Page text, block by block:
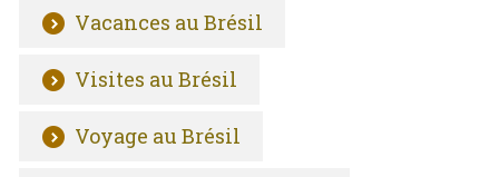
Vacances au Brésil
Visites au Brésil
Voyage au Brésil